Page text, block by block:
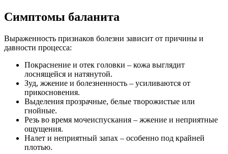
Симптомы баланита
Выраженность признаков болезни зависит от причины и
давности процесса:
Покраснение и отек головки – кожа выглядит
лоснящейся и натянутой.
Зуд, жжение и болезненность – усиливаются от
прикосновения.
Выделения прозрачные, белые творожистые или
гнойные.
Резь во время мочеиспускания – жжение и неприятные
ощущения.
Налет и неприятный запах – особенно под крайней
плотью.